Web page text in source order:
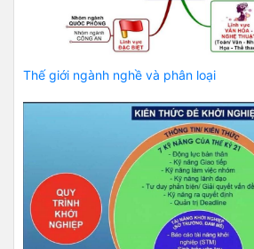
Thế giới ngành nghề và phân loại